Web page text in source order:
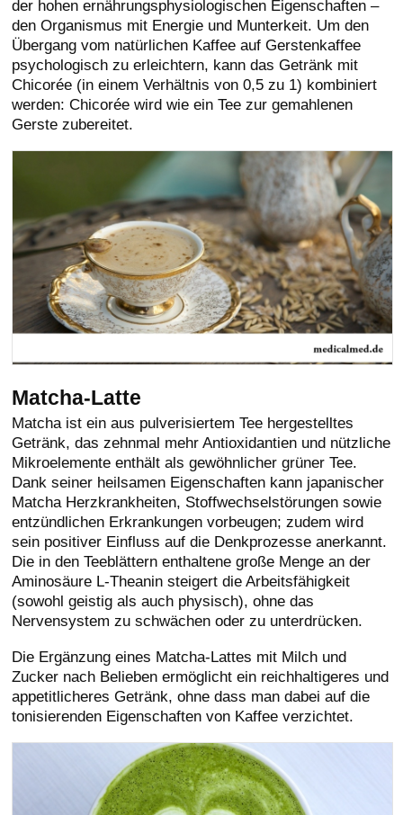
der hohen ernährungsphysiologischen Eigenschaften –
den Organismus mit Energie und Munterkeit. Um den
Übergang vom natürlichen Kaffee auf Gerstenkaffee
psychologisch zu erleichtern, kann das Getränk mit
Chicorée (in einem Verhältnis von 0,5 zu 1) kombiniert
werden: Chicorée wird wie ein Tee zur gemahlenen
Gerste zubereitet.
Matcha-Latte
Matcha ist ein aus pulverisiertem Tee hergestelltes
Getränk, das zehnmal mehr Antioxidantien und nützliche
Mikroelemente enthält als gewöhnlicher grüner Tee.
Dank seiner heilsamen Eigenschaften kann japanischer
Matcha Herzkrankheiten, Stoffwechselstörungen sowie
entzündlichen Erkrankungen vorbeugen; zudem wird
sein positiver Einfluss auf die Denkprozesse anerkannt.
Die in den Teeblättern enthaltene große Menge an der
Aminosäure L-Theanin steigert die Arbeitsfähigkeit
(sowohl geistig als auch physisch), ohne das
Nervensystem zu schwächen oder zu unterdrücken.
Die Ergänzung eines Matcha-Lattes mit Milch und
Zucker nach Belieben ermöglicht ein reichhaltigeres und
appetitlicheres Getränk, ohne dass man dabei auf die
tonisierenden Eigenschaften von Kaffee verzichtet.